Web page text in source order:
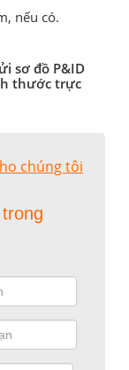
nếu có.
sơ đồ P&ID
thước trực
chúng tôi